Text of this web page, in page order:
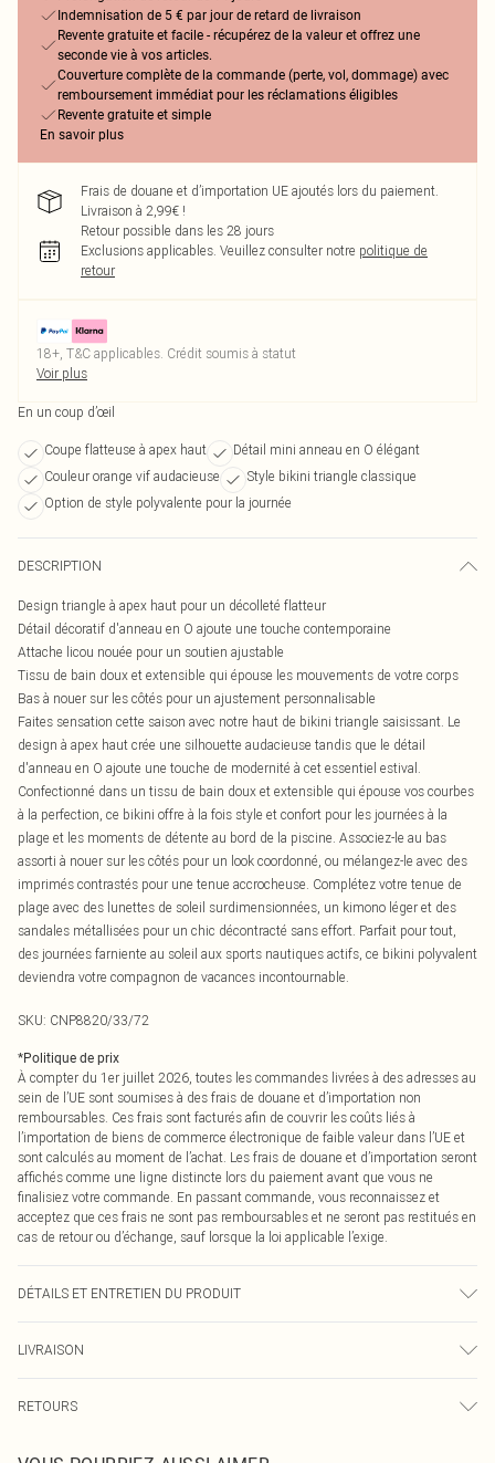
Indemnisation de 5 € par jour de retard de livraison
Revente gratuite et facile - récupérez de la valeur et offrez une
seconde vie à vos articles.
Couverture complète de la commande (perte, vol, dommage) avec
remboursement immédiat pour les réclamations éligibles
Revente gratuite et simple
En savoir plus
Frais de douane et d’importation UE ajoutés lors du paiement.
Livraison à 2,99€ !
Retour possible dans les 28 jours
Exclusions applicables. Veuillez consulter notre politique de
retour
18+, T&C applicables. Crédit soumis à statut
Voir plus
En un coup d’œil
Coupe flatteuse à apex haut
Détail mini anneau en O élégant
Couleur orange vif audacieuse
Style bikini triangle classique
Option de style polyvalente pour la journée
DESCRIPTION
Design triangle à apex haut pour un décolleté flatteur
Détail décoratif d'anneau en O ajoute une touche contemporaine
Attache licou nouée pour un soutien ajustable
Tissu de bain doux et extensible qui épouse les mouvements de votre corps
Bas à nouer sur les côtés pour un ajustement personnalisable
Faites sensation cette saison avec notre haut de bikini triangle saisissant. Le
design à apex haut crée une silhouette audacieuse tandis que le détail
d'anneau en O ajoute une touche de modernité à cet essentiel estival.
Confectionné dans un tissu de bain doux et extensible qui épouse vos courbes
à la perfection, ce bikini offre à la fois style et confort pour les journées à la
plage et les moments de détente au bord de la piscine. Associez-le au bas
assorti à nouer sur les côtés pour un look coordonné, ou mélangez-le avec des
imprimés contrastés pour une tenue accrocheuse. Complétez votre tenue de
plage avec des lunettes de soleil surdimensionnées, un kimono léger et des
sandales métallisées pour un chic décontracté sans effort. Parfait pour tout,
des journées farniente au soleil aux sports nautiques actifs, ce bikini polyvalent
deviendra votre compagnon de vacances incontournable.
SKU: CNP8820/33/72
*Politique de prix
À compter du 1er juillet 2026, toutes les commandes livrées à des adresses au
sein de l’UE sont soumises à des frais de douane et d’importation non
remboursables. Ces frais sont facturés afin de couvrir les coûts liés à
l’importation de biens de commerce électronique de faible valeur dans l’UE et
sont calculés au moment de l’achat. Les frais de douane et d’importation seront
affichés comme une ligne distincte lors du paiement avant que vous ne
finalisiez votre commande. En passant commande, vous reconnaissez et
acceptez que ces frais ne sont pas remboursables et ne seront pas restitués en
cas de retour ou d’échange, sauf lorsque la loi applicable l’exige.
DÉTAILS ET ENTRETIEN DU PRODUIT
couleur peut déteindre.
LIVRAISON
Livraison express France
RETOURS